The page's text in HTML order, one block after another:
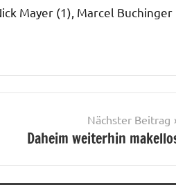
Mayer (1), Marcel Buchinger
Nächster Beitrag
Daheim weiterhin